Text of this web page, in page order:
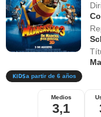
a partir de 6 años
Medios
3,1